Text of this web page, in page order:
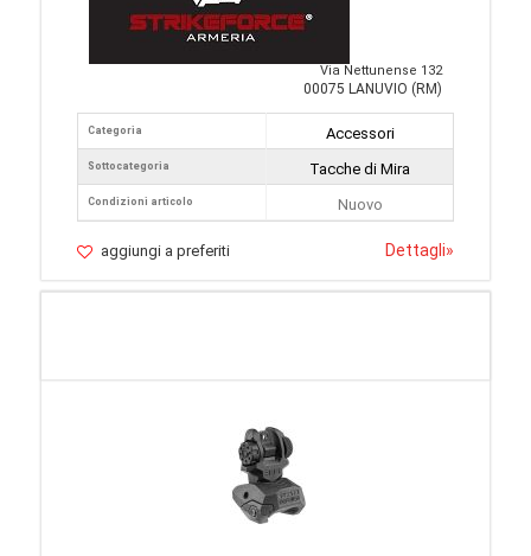
Via Nettunense 132
00075 LANUVIO (RM)
Categoria
Sottocategoria
Condizioni articolo
Accessori
Tacche di Mira
Nuovo
aggiungi a preferiti Dettagli»